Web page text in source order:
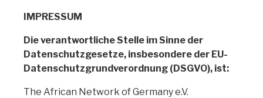
IMPRESSUM
Die verantwortliche Stelle im Sinne der
Datenschutzgesetze, insbesondere der EU-
Datenschutzgrundverordnung (DSGVO), ist:
The African Network of Germany e.V.